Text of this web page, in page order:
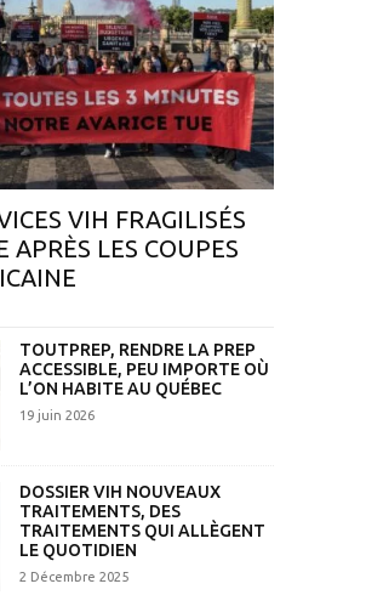
VIH FRAGILISÉS
APRÈS LES COUPES
TOUTPREP, RENDRE LA PREP
ACCESSIBLE, PEU IMPORTE OÙ
L’ON HABITE AU QUÉBEC
19 juin 2026
DOSSIER VIH NOUVEAUX
TRAITEMENTS, DES
TRAITEMENTS QUI ALLÈGENT
LE QUOTIDIEN
2 Décembre 2025